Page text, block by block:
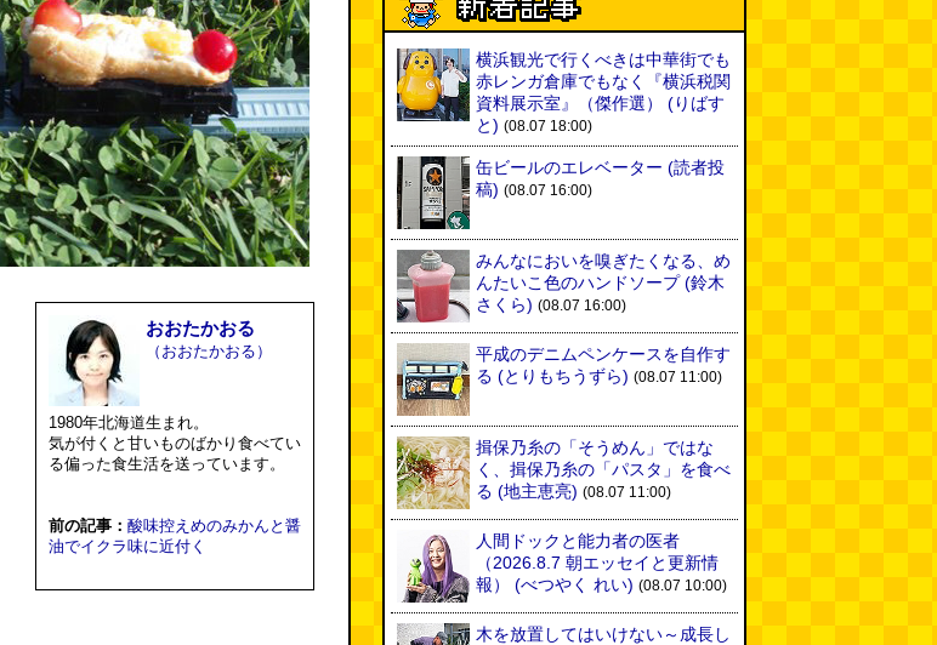
おおたかおる
（おおたかおる）
1980年北海道生まれ。
気が付くと甘いものばかり食べてい
る偏った食生活を送っています。
前の記事： 酸味控えめのみかんと醤
油でイクラ味に近付く
横浜観光で行くべきは中華街でも
赤レンガ倉庫でもなく『横浜税関
資料展示室』（傑作選）
(りばす
と) (08.07 18:00)
缶ビールのエレベーター (読者投
稿) (08.07 16:00)
みんなにおいを嗅ぎたくなる、め
んたいこ色のハンドソープ(鈴木
さくら) (08.07 16:00)
平成のデニムペンケースを自作す
る (とりもちうずら) (08.07 11:00)
揖保乃糸の「そうめん」ではな
く、揖保乃糸の「パスタ」を食べ
る (地主恵亮) (08.07 11:00)
人間ドックと能力者の医者
（2026.8.7 朝エッセイと更新情
報）
(べつやく れい) (08.07 10:00)
木を放置してはいけない～成長し